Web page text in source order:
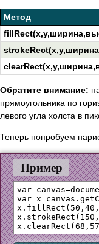
Метод
Обратите внимание:
прямоугольника по
левого угла холста в
Теперь попробуем
Пример
var
var